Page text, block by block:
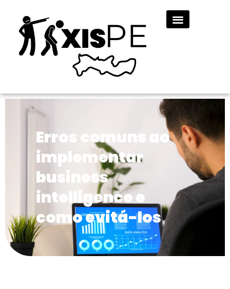
Erros comuns ao
implementar
business
intelligence e
como evitá-los